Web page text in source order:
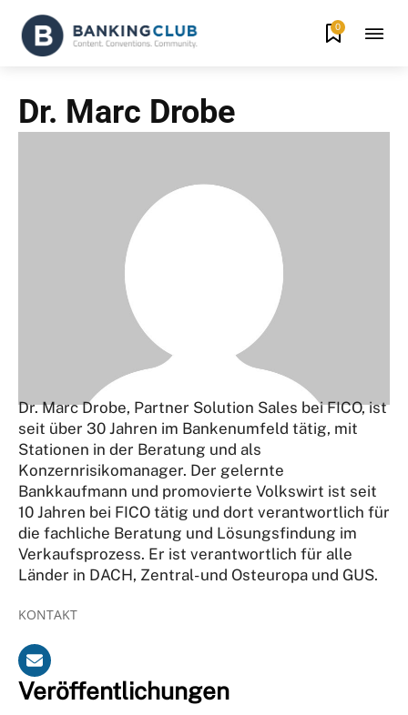
0
Dr. Marc Drobe
Dr. Marc Drobe, Partner Solution Sales bei FICO, ist
seit über 30 Jahren im Bankenumfeld tätig, mit
Stationen in der Beratung und als
Konzernrisikomanager. Der gelernte
Bankkaufmann und promovierte Volkswirt ist seit
10 Jahren bei FICO tätig und dort verantwortlich für
die fachliche Beratung und Lösungsfindung im
Verkaufsprozess. Er ist verantwortlich für alle
Länder in DACH, Zentral- und Osteuropa und GUS.
KONTAKT
Veröffentlichungen